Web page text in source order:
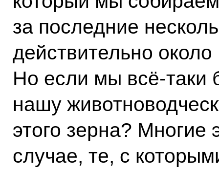
за последние
действительно
Но если мы всё‑таки
нашу
этого зерна? Многие
случае, те, с